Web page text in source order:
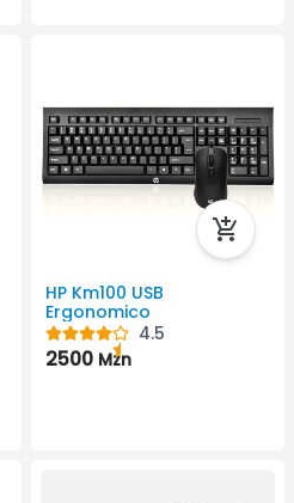
HP Km100 USB
Ergonomico
4.5
2500 Mzn